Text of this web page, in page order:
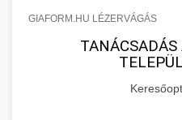
GIAFORM.HU LÉZERVÁGÁS